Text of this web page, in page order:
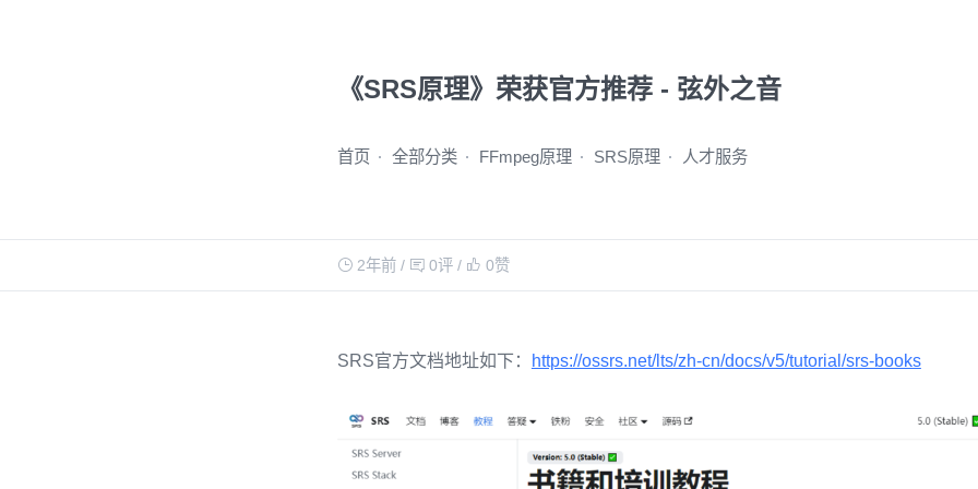
《SRS原理》荣获官方推荐 - 弦外之音
首页 全部分类 FFmpeg原理 SRS原理 人才服务
2年前/ 0评/ 0赞
SRS官方文档地址如下： https://ossrs.net/lts/zh-cn/docs/v5/tutorial/srs-books